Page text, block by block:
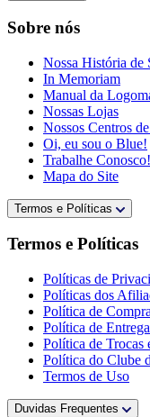
Sobre nós
Nossa História de
In Memoriam
Manual da
Nossas Lojas
Nossos Centros
Oi, eu sou o Blue!
Trabalhe Conosco!
Mapa do Site
Termos e Políticas
Termos e Políticas
Políticas de
Políticas dos
Política de
Política de Entrega
Política de Trocas
Política do Clube
Termos de Uso
Duvidas Frequentes